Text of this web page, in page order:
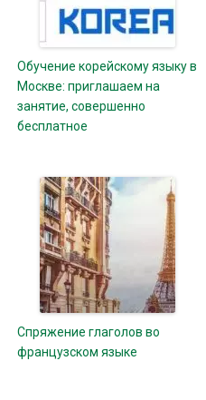
Обучение корейскому языку в
Москве: приглашаем на
занятие, совершенно
бесплатное
Спряжение глаголов во
французском языке